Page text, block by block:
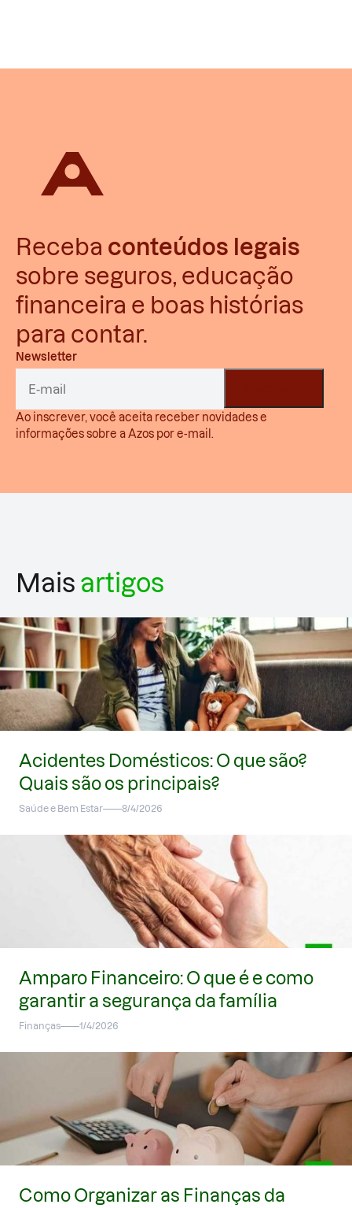
Receba conteúdos legais
sobre seguros, educação
financeira e boas histórias
para contar.
Newsletter
Ao inscrever, você aceita receber novidades e
informações sobre a Azos por e-mail.
Mais artigos
Acidentes Domésticos: O que são?
Quais são os principais?
Saúde e Bem Estar 8/4/2026
Amparo Financeiro: O que é e como
garantir a segurança da família
Finanças 1/4/2026
Como Organizar as Finanças da